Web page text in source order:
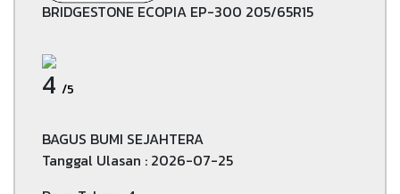
BRIDGESTONE ECOPIA EP-300 205/65R15
4 /5
BAGUS BUMI SEJAHTERA
Tanggal Ulasan : 2026-07-25